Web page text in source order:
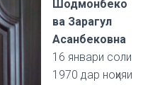
N
Шодмонбеко
ва Зарагул
Асанбековна
16 январи соли
1970 дар ноҳияи